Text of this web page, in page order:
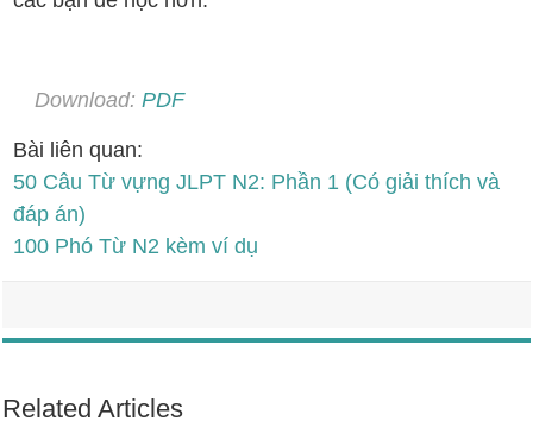
Download:PDF
Bài liên quan:
50 Câu Từ vựng JLPT N2: Phần 1 (Có giải thích và
đáp án)
100 Phó Từ N2 kèm ví dụ
Related Articles